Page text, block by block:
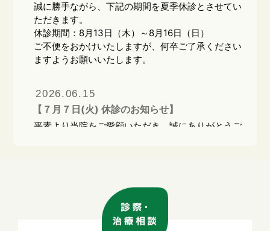
誠に勝手ながら、下記の期間を夏季休診とさせてい
ただきます。
休診期間：8月13日（木）～8月16日（日）
ご不便をおかけいたしますが、何卒ご了承ください
ますようお願いいたします。
2026.06.15
【７月７日(火) 休診のお知らせ】
平素より当院をご愛顧いただき、誠にありがとうご
解とご協力のほどよろしくお願い申し上げます。定
期的に研修会を実施し、より良い医療サービス提供
に努めてまいります。